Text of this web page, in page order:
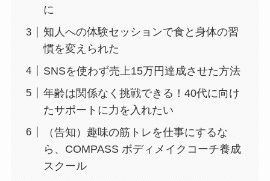
に
知人への体験セッションで食と身体の習
慣を変えられた
SNSを使わず売上15万円達成させた方法
年齢は関係なく挑戦できる！40代に向け
たサポートに力を入れたい
（告知）趣味の筋トレを仕事にするな
ら、COMPASS ボディメイクコーチ養成
スクール